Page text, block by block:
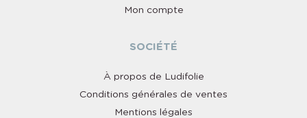
Mon compte
SOCIÉTÉ
À propos de Ludifolie
Conditions générales de ventes
Mentions légales